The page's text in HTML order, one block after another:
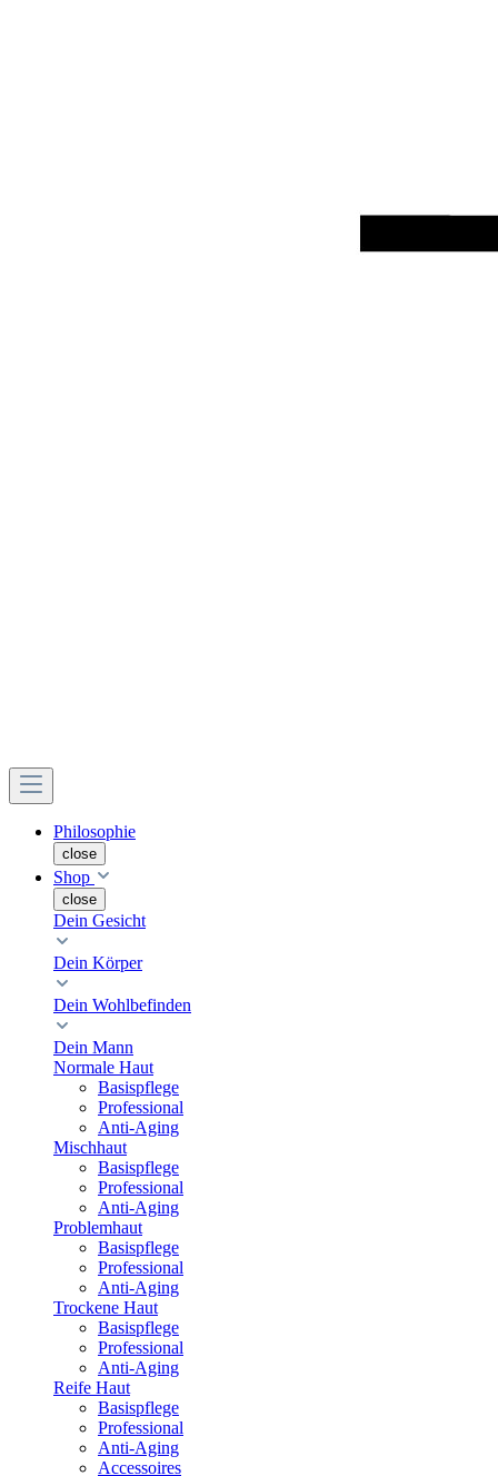
Philosophie
close
Shop
close
Dein Gesicht
Dein Körper
Dein Wohlbefinden
Dein Mann
Normale Haut
Basispflege
Professional
Anti-Aging
Mischhaut
Basispflege
Professional
Anti-Aging
Problemhaut
Basispflege
Professional
Anti-Aging
Trockene Haut
Basispflege
Professional
Anti-Aging
Reife Haut
Basispflege
Professional
Anti-Aging
Accessoires